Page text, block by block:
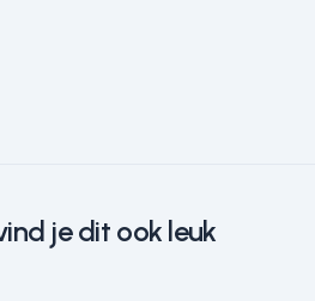
je dit ook leuk